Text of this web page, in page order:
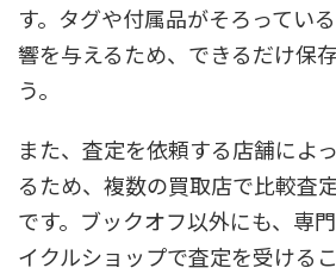
す。タグや付属品がそろってい
響を与えるため、できるだけ保
う。
また、査定を依頼する店舗によ
るため、複数の買取店で比較査
です。ブックオフ以外にも、専
イクルショップで査定を受ける